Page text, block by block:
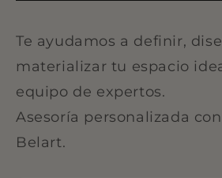
Te ayudamos a definir,
materializar tu espacio
equipo de expertos.
Asesoría personalizada
Belart.